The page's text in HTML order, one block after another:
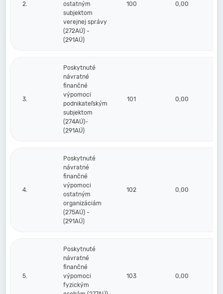
2.
ostatným
subjektom
verejnej správy
(272AÚ) -
(291AÚ)
100 0,00
3.
Poskytnuté
návratné
finančné
výpomoci
podnikateľským
subjektom
(274AÚ)-
(291AÚ)
101 0,00
4.
Poskytnuté
návratné
finančné
výpomoci
ostatným
organizáciám
(275AÚ) -
(291AÚ)
102 0,00
5.
Poskytnuté
návratné
finančné
výpomoci
fyzickým
103 0,00